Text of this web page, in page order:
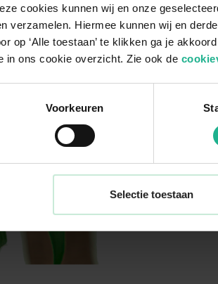
cookies kunnen wij en onze
verzamelen. Hiermee kunnen wij en
op ‘Alle toestaan’ te klikken ga je
in ons cookie overzicht. Zie ook de
Voorkeuren
Selectie toestaan